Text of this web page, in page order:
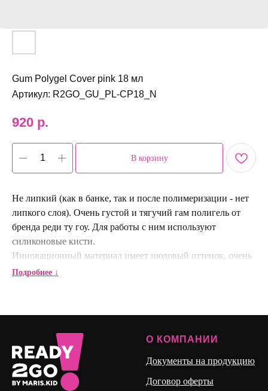
Gum Polygel Cover pink 18 мл
Артикул: R2GO_GU_PL-CP18_N
920 р.
В корзину
Не липкий (как в банке, так и после полимеризации - нет
липкого слоя). Очень густой и тягучий гам полигель от
бренда реди ту гоу. Для работы с ним используют
силиконовые кисти.
Инновационный материал имеет нюдовый оттенок, очень
похож на жвачку.
Невозможно сломать или разорвать механически.
нанесении очень прочный.
Хорошо поджимается и держит арку. Время
полимеризации для поджатия 10 сек.
За счет своих супер прочных физических свойств в опиле
Подробнее ↓
О КОМПАНИИ
Документы на продукцию
Договор оферты